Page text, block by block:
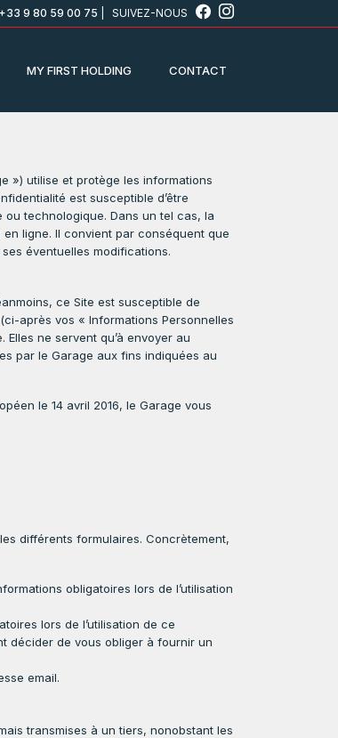
+33 9 80 59 00 75 SUIVEZ-NOUS
MY FIRST HOLDING CONTACT
») utilise et protège les informations
est susceptible d’être
technologique. Dans un tel cas, la
ligne. Il convient par conséquent que
éventuelles modifications.
ce Site est susceptible de
après vos « Informations Personnelles
ne servent qu’à envoyer au
par le Garage aux fins indiquées au
le 14 avril 2016, le Garage vous
différents formulaires. Concrètement,
obligatoires lors de l’utilisation
lors de l’utilisation de ce
décider de vous obliger à fournir un
email.
transmises à un tiers, nonobstant les